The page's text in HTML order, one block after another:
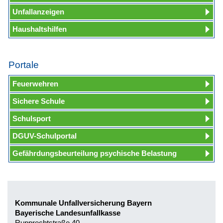
Unfallanzeigen
Haushaltshilfen
Portale
Feuerwehren
Sichere Schule
Schulsport
DGUV-Schulportal
Gefährdungsbeurteilung psychische Belastung
Kommunale Unfallversicherung Bayern
Bayerische Landesunfallkasse